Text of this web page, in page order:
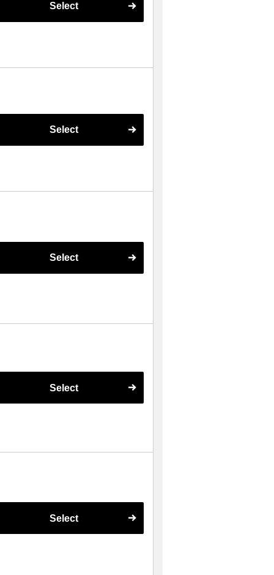
Select
Select
Select
Select
Select